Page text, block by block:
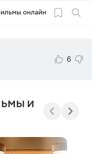
онлайн
6
и